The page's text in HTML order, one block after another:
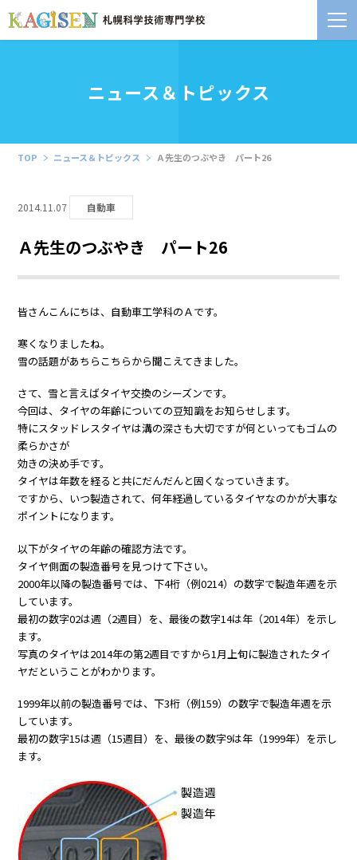
ニュース＆トピックス
TOP ニュース＆トピックス Ａ先生のつぶやき パート26
2014.11.07 自動車
Ａ先生のつぶやき パート26
皆さんこんにちは、自動車工学科のＡです。
寒くなりましたね。
雪の話題があちらこちらから聞こえてきました。
さて、雪と言えばタイヤ交換のシーズンです。
今回は、タイヤの年齢についての豆知識をお知らせします。
特にスタッドレスタイヤは溝の深さも大切ですが何といってもゴムの
柔らかさが
効きの決め手です。
タイヤは年数を経ると共にだんだんと固くなっていきます。
ですから、いつ製造されて、何年経過しているタイヤなのかが大事な
ポイントになります。
以下がタイヤの年齢の確認方法です。
タイヤ側面の製造番号を見つけて下さい。
2000年以降の製造番号では、下4桁（例0214）の数字で製造年週を示
しています。
最初の数字02は週（2週目）を、最後の数字14は年（2014年）を示し
ます。
写真のタイヤは2014年の第2週目ですから1月上旬に製造されたタイ
ヤだということがわかります。
1999年以前の製造番号では、下3桁（例159）の数字で製造年週を示
しています。
最初の数字15は週（15週目）を、最後の数字9は年（1999年）を示し
ます。